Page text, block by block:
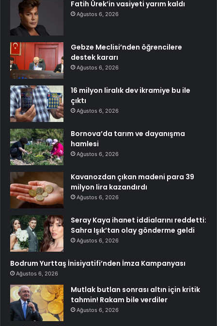
Fatih Ürek’in vasiyeti yarım kaldı
Ağustos 6, 2026
Gebze Meclisi’nden öğrencilere
destek kararı
Ağustos 6, 2026
16 milyon liralık dev ikramiye bu ile
çıktı
Ağustos 6, 2026
Bornova’da tarım ve dayanışma
hamlesi
Ağustos 6, 2026
Kavanozdan çıkan madeni para 39
milyon lira kazandırdı
Ağustos 6, 2026
Seray Kaya ihanet iddialarını reddetti:
Sahra Işık’tan olay gönderme geldi
Ağustos 6, 2026
Bodrum Yurttaş İnisiyatifi’nden İmza Kampanyası
Ağustos 6, 2026
Mutlak butlan sonrası altın için kritik
tahmin! Rakam bile verdiler
Ağustos 6, 2026